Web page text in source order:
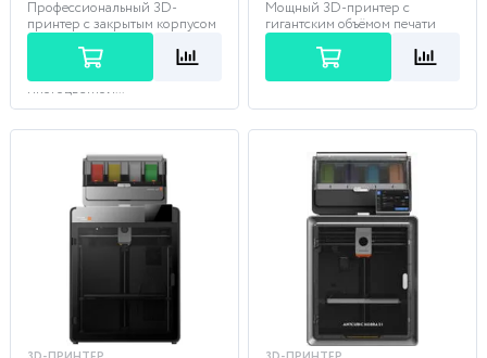
Профессиональный 3D-
принтер с закрытым корпусом
и интеллектуальным модулем
сушки для скоростной
автоматизированной
многоцветной...
Мощный 3D-принтер с
гигантским объёмом печати
350×350×350 мм для печати
инженерных материалов и
крупногабаритных пр...